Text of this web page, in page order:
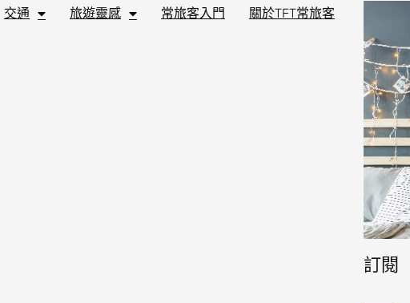
交通 旅遊靈感 常旅客入門 關於TFT常旅客
訂閱